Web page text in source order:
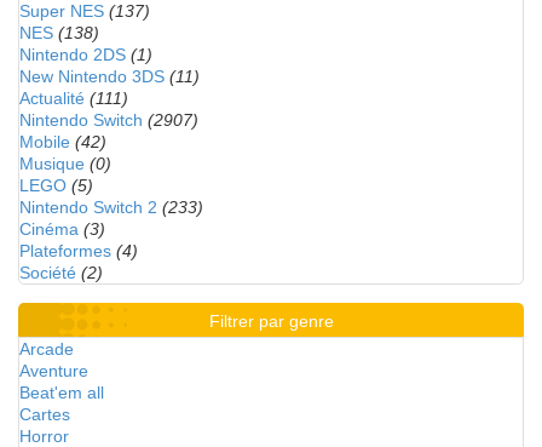
Super NES (137)
NES (138)
Nintendo 2DS (1)
New Nintendo 3DS (11)
Actualité (111)
Nintendo Switch (2907)
Mobile (42)
Musique (0)
LEGO (5)
Nintendo Switch 2 (233)
Cinéma (3)
Plateformes (4)
Société (2)
Filtrer par genre
Arcade
Aventure
Beat'em all
Cartes
Horror